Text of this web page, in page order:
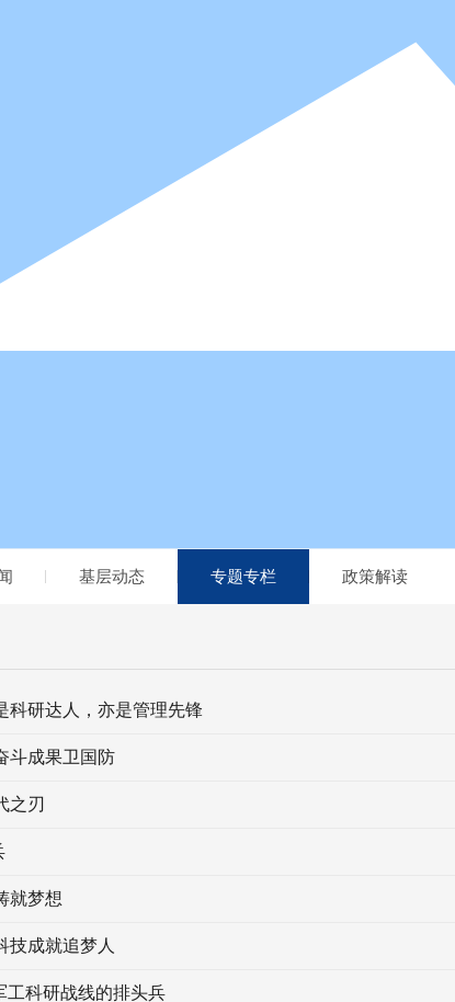
基层动态 专题专栏 政策解读
科研达人，亦是管理先锋
斗成果卫国防
之刃
就梦想
技成就追梦人
在军工科研战线的排头兵